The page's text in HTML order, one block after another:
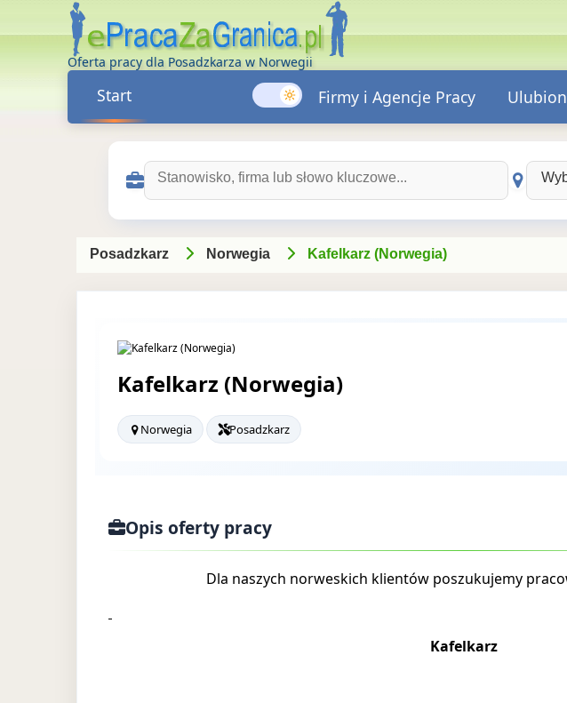
Oferta pracy dla Posadzkarza w Norwegii
Start Firmy i Agencje Pracy
Szukaj ofert pracy:
Posadzkarz Norwegia Kafelkarz (Norwegia)
Kafelkarz (Norwegia)
Norwegia Posadzkarz
Opis oferty pracy
Dla naszych norweskich klientów poszukujemy
Kafelkarz